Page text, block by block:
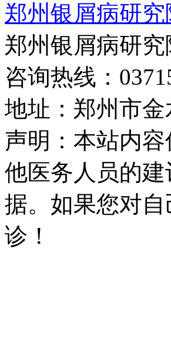
郑州银屑病研
郑州银屑病研
咨询热线：
地址：郑州市
声明：本站内
他医务人员的
据。如果您对
诊！